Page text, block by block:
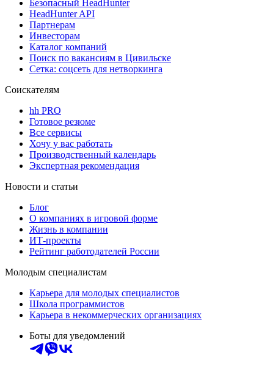
Безопасный HeadHunter
HeadHunter API
Партнерам
Инвесторам
Каталог компаний
Поиск по вакансиям в Цивильске
Сетка: соцсеть для нетворкинга
Соискателям
hh PRO
Готовое резюме
Все сервисы
Хочу у вас работать
Производственный календарь
Экспертная рекомендация
Новости и статьи
Блог
О компаниях в игровой форме
Жизнь в компании
ИТ-проекты
Рейтинг работодателей России
Молодым специалистам
Карьера для молодых специалистов
Школа программистов
Карьера в некоммерческих организациях
Боты для уведомлений